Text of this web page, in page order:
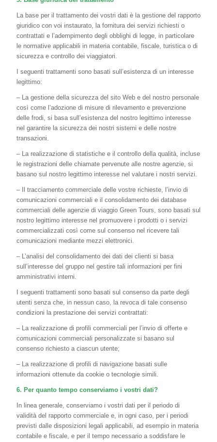
La base per il trattamento dei vostri dati è la gestione del rapporto
giuridico con voi instaurato, la fornitura dei servizi richiesti o
contrattati e l’adempimento degli obblighi di legge, in particolare
le normative applicabili in materia contabile, fiscale, turistica o di
sicurezza e controllo dei viaggiatori.
I seguenti trattamenti sono basati sull’esistenza di un interesse
legittimo:
– La gestione della sicurezza del sito Web e del nostro personale
così come l’adozione di misure di rilevamento e prevenzione
delle frodi, si basa sull’esistenza del nostro legittimo interesse
nel garantire la sicurezza dei nostri sistemi e delle nostre
transazioni.
– La realizzazione di statistiche e il controllo della qualità, incluse
le registrazioni delle chiamate pervenute alle nostre agenzie, si
basano sul nostro legittimo interesse nel valutare i nostri servizi.
– Il tracciamento commerciale delle vostre richieste, l’invio di
comunicazioni commerciali e il consolidamento dei database
commerciali delle agenzie di viaggio Green Tours, sono basati sul
nostro legittimo interesse nel promuovere i prodotti o i servizi
commercializzati così come sul consenso nel ricevere tali
comunicazioni mediante mezzi elettronici.
– L’analisi del consolidamento dei dati dei clienti si basa
sull’interesse del gruppo nel gestire tali informazioni per fini
amministrativi interni.
I seguenti trattamenti sono basati sul consenso da parte degli
utenti senza che, in nessun caso, la revoca di tale consenso
condizioni la prestazione dei servizi contrattati:
– La realizzazione di profili commerciali per l’invio di offerte e
comunicazioni commerciali personalizzate si basano sul
consenso richiesto a ciascun utente;
– La realizzazione di profili di navigazione basati sulle
informazioni ottenute da cookie o tecnologie simili.
6. Per quanto tempo conserviamo i vostri dati?
In linea generale, conserviamo i vostri dati per il periodo di
validità del rapporto commerciale e, in ogni caso, per i periodi
previsti dalle disposizioni legali applicabili, ad esempio in materia
contabile e fiscale, e per il tempo necessario a soddisfare le